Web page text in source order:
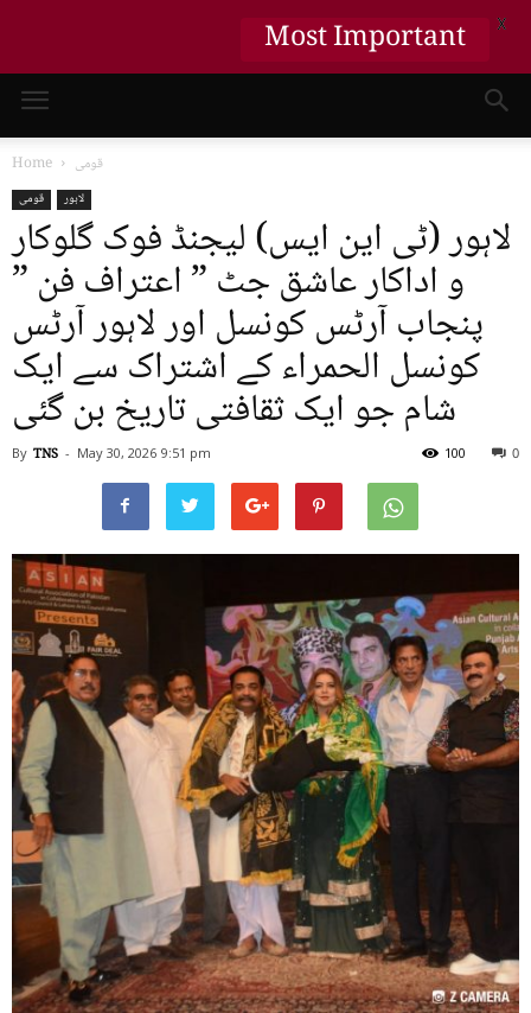
Home قومی
قومی لاہور
لاہور (ٹی این ایس) لیجنڈ فوک گلوکار
و اداکار عاشق جٹ ” اعتراف فن ”
پنجاب آرٹس کونسل اور لاہور آرٹس
کونسل الحمراء کے اشتراک سے ایک
شام جو ایک ثقافتی تاریخ بن گئی
By TNS - May 30, 2026 9:51 pm 0
100
Most Important X